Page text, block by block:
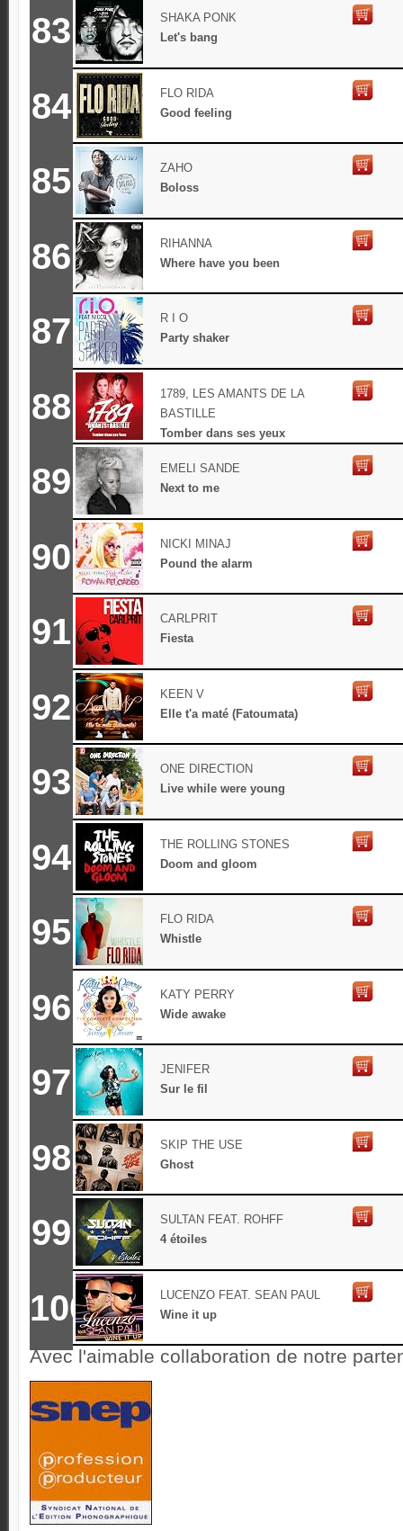
83
SHAKA PONK
Let's bang
84
FLO RIDA
Good feeling
85
ZAHO
Boloss
86
RIHANNA
Where have you been
87
R I O
Party shaker
88
1789, LES AMANTS DE LA
BASTILLE
Tomber dans ses yeux
89
EMELI SANDE
Next to me
90
NICKI MINAJ
Pound the alarm
91
CARLPRIT
Fiesta
92
KEEN V
Elle t'a maté (Fatoumata)
93
ONE DIRECTION
Live while were young
94
THE ROLLING STONES
Doom and gloom
95
FLO RIDA
Whistle
96
KATY PERRY
Wide awake
97
JENIFER
Sur le fil
98
SKIP THE USE
Ghost
99
SULTAN FEAT. ROHFF
4 étoiles
100
LUCENZO FEAT. SEAN PAUL
Wine it up
Avec l'aimable collaboration de notre